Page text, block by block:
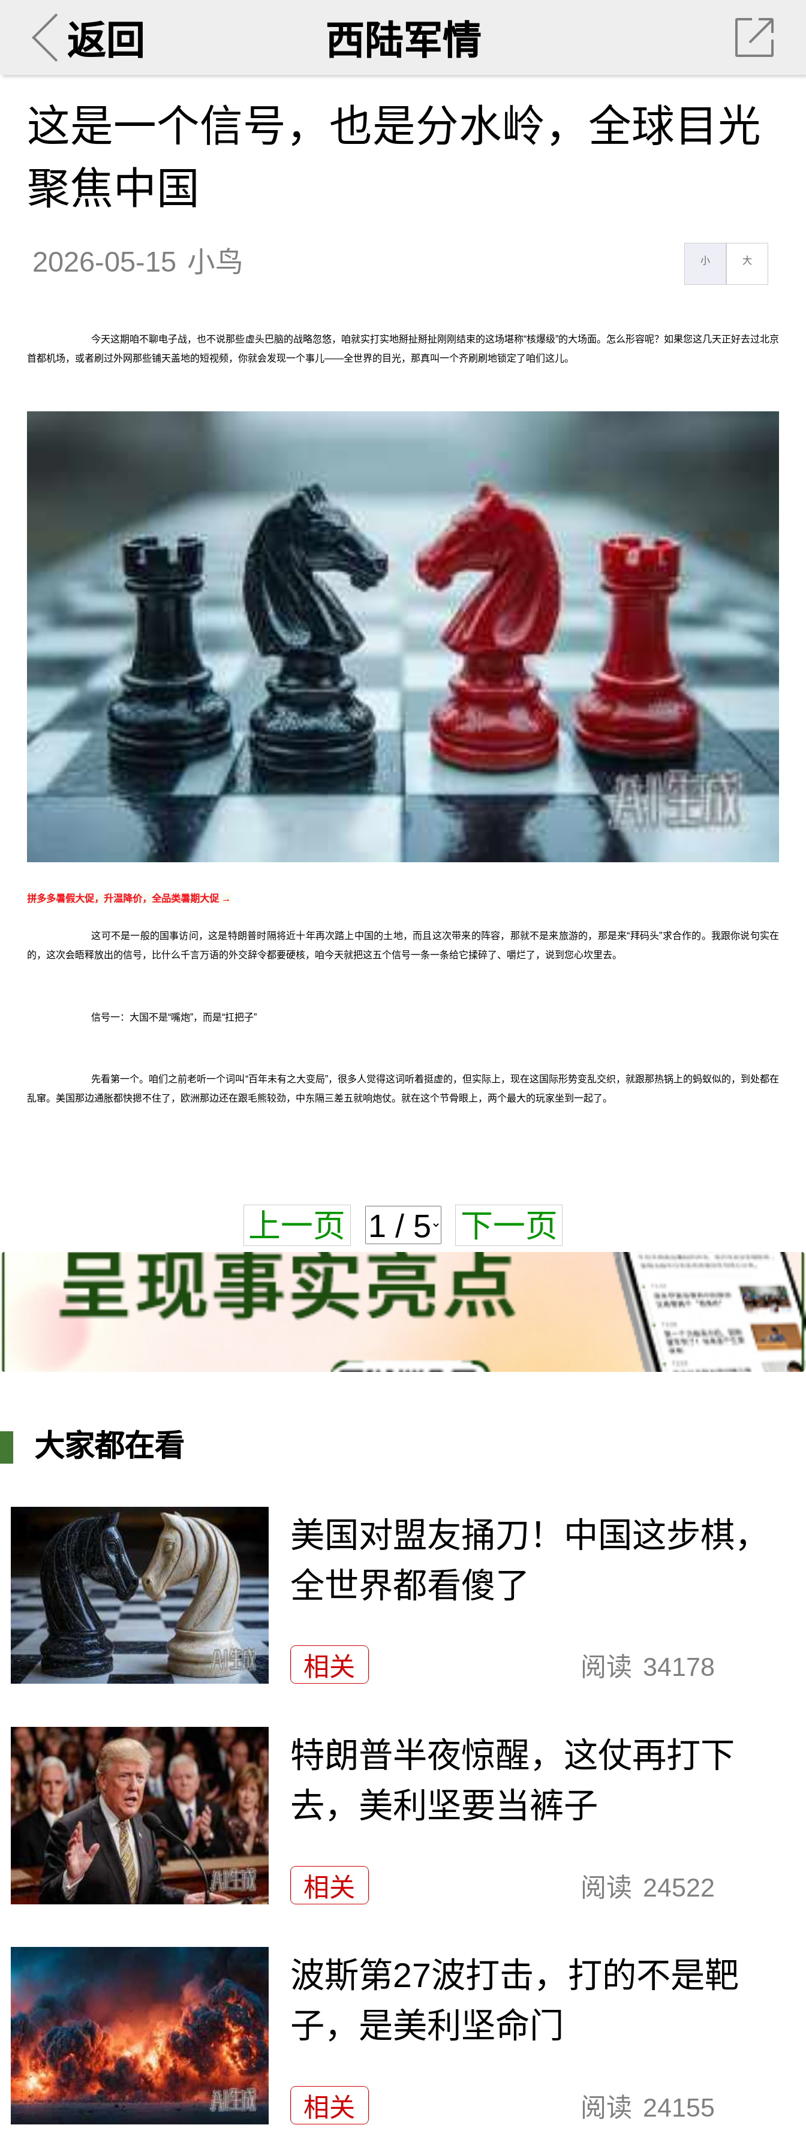
返回 西陆军情
这是一个信号，也是分水岭，全球目光
聚焦中国
2026-05-15 小鸟 小 大
今天这期咱不聊电子战，也不说那些虚头巴脑的战略忽悠，咱就实打实地掰扯掰扯刚刚结束的这场堪称“核爆级”的大场面。怎么形容呢？如果您这几天正好去过北京
首都机场，或者刷过外网那些铺天盖地的短视频，你就会发现一个事儿——全世界的目光，那真叫一个齐刷刷地锁定了咱们这儿。
拼多多暑假大促，升温降价，全品类暑期大促 →
这可不是一般的国事访问，这是特朗普时隔将近十年再次踏上中国的土地，而且这次带来的阵容，那就不是来旅游的，那是来“拜码头”求合作的。我跟你说句实在
的，这次会晤释放出的信号，比什么千言万语的外交辞令都要硬核，咱今天就把这五个信号一条一条给它揉碎了、嚼烂了，说到您心坎里去。
信号一：大国不是“嘴炮”，而是“扛把子”
先看第一个。咱们之前老听一个词叫“百年未有之大变局”，很多人觉得这词听着挺虚的，但实际上，现在这国际形势变乱交织，就跟那热锅上的蚂蚁似的，到处都在
乱窜。美国那边通胀都快摁不住了，欧洲那边还在跟毛熊较劲，中东隔三差五就响炮仗。就在这个节骨眼上，两个最大的玩家坐到一起了。
上一页 下一页
大家都在看
美国对盟友捅刀！中国这步棋，
全世界都看傻了
相关 阅读 34178
特朗普半夜惊醒，这仗再打下
去，美利坚要当裤子
相关 阅读 24522
波斯第27波打击，打的不是靶
子，是美利坚命门
相关 阅读 24155